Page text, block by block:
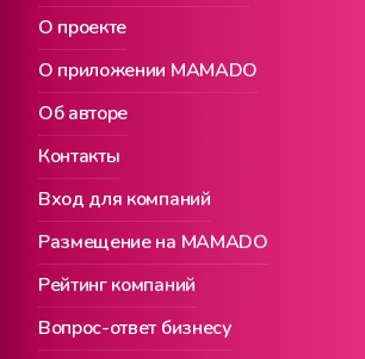
О проекте
Вход для компаний
О приложении MAMADO
Размещение на MAMADO
Об авторе
Рейтинг компаний
Контакты
Вопрос-ответ бизнесу